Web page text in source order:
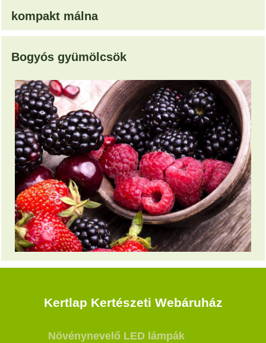
kompakt málna
Bogyós gyümölcsök
Kertlap Kertészeti Webáruház
Növénynevelő LED lámpák